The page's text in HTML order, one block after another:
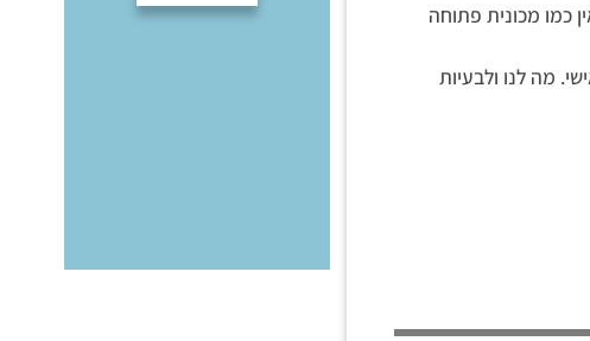
כמו מכונית פתוחה
מה לנו ולבעיות